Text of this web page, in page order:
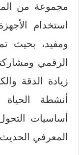
مجموعة من
استخدام
ومفيد، بحيث
الرقمي
زيادة الدقة
أنشطة الحياة
أساسيات
المعرفي الحديث